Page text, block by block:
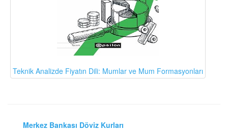
Teknik Analizde Fiyatın Dili: Mumlar ve Mum Formasyonları
Merkez Bankası Döviz Kurları